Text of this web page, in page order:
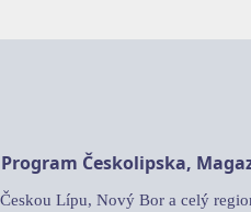
Českolipska,
Lípu, Nový Bor a celý